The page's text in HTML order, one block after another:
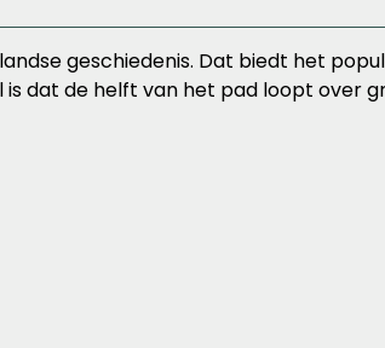
geschiedenis. Dat biedt het
dat de helft van het pad loopt over